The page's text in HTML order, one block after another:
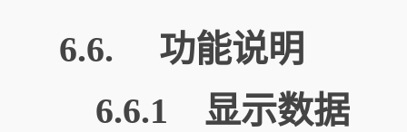
6.6. 功能说明
6.6.1 显示数据